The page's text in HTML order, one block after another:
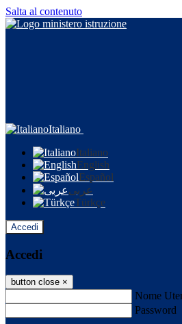
Salta al contenuto
Italiano
Italiano
English
Español
عربى
Türkçe
Accedi
Accedi
button close ×
Nome
Password